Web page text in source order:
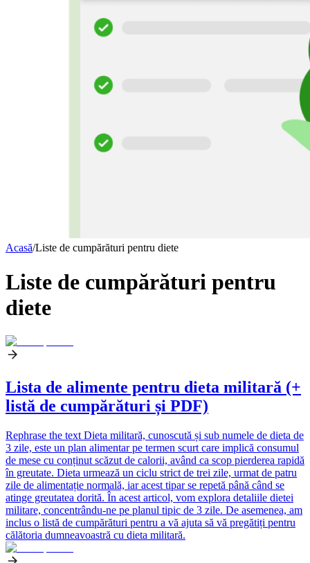
Acasă/Liste de cumpărături pentru diete
Liste de cumpărături pentru
diete
Lista de alimente pentru dieta militară (+
listă de cumpărături și PDF)
Rephrase the text Dieta militară, cunoscută și sub numele de dieta de
3 zile, este un plan alimentar pe termen scurt care implică consumul
de mese cu conținut scăzut de calorii, având ca scop pierderea rapidă
în greutate. Dieta urmează un ciclu strict de trei zile, urmat de patru
zile de alimentație normală, iar acest tipar se repetă până când se
atinge greutatea dorită. În acest articol, vom explora detaliile dietei
militare, concentrându-ne pe planul tipic de 3 zile. De asemenea, am
inclus o listă de cumpărături pentru a vă ajuta să vă pregătiți pentru
călătoria dumneavoastră cu dieta militară.